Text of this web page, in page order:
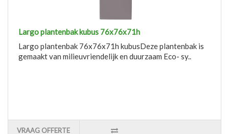
Largo plantenbak kubus 76x76x71h
Largo plantenbak 76x76x71h kubusDeze plantenbak is
gemaakt van milieuvriendelijk en duurzaam Eco- sy..
VRAAG OFFERTE